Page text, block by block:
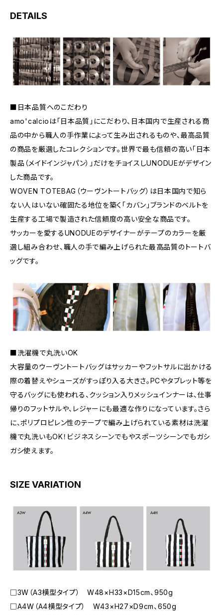
DETAILS
■日本品質へのこだわり
amo'calcioは「日本品質」にこだわり、日本国内で生産される商
品の中から職人の手作業によって生み出されるものや、最高品質
の商品を厳選したコレクションです。世界で最も信頼の高い「日本
製品（メイドインジャパン）」だけをチョイスしUNODUEがデザイン
した商品です。
WOVEN TOTEBAG（ウーヴントートバッグ）は日本国内で知ら
ない人はいない確固たる地位を築く「カバン」ブランドのベルトを
生産する工場で製造された信頼度の高い安全な商品です。
サッカーを愛するUNODUEのデザイナーがテープのカラーを厳
選し組み合わせ、職人の手で編み上げられた最高品質のトートバ
ッグです。
■洗濯機で丸洗いOK
大容量のウーヴントートバッグはサッカーやフットサルに出かける
際の着替えやシューズがすっぽり入る大きさ。PCやタブレット等を
守るバッグにも使われる、クッション入りメッシュインナーは、仕事
帰りのフットサルや、レジャーにも最適な作りになっています。さら
に、ポリプロピレン性のテープで編み上げられている素材は洗濯
機で丸洗いもOK！ビジネスシーンでもやスポーツシーンでもガシ
ガシ使えます。
SIZE VARIATION
□3W（A3横型タイプ） W48×H33×D15cm、950g
□A4W（A4横型タイプ） W43×H27×D9cm、650g